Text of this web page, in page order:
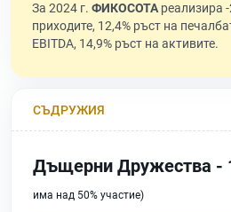
За 2024 г. ФИКОСОТАреализира -
приходите, 12,4% ръст на
EBITDA, 14,9% ръст на активите.
СЪДРУЖИЯ
Дъщерни Дружества -
има над 50% участие)